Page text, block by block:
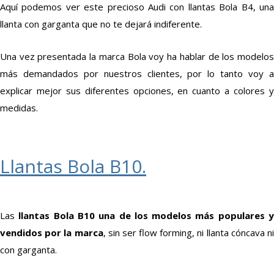
Aquí podemos ver este precioso Audi con llantas Bola B4, una
llanta con garganta que no te dejará indiferente.
Una vez presentada la marca Bola voy ha hablar de los modelos
más demandados por nuestros clientes, por lo tanto voy a
explicar mejor sus diferentes opciones, en cuanto a colores y
medidas.
Llantas Bola B10.
Las llantas Bola B10 una de los modelos más populares y
vendidos por la marca, sin ser flow forming, ni llanta cóncava ni
con garganta.